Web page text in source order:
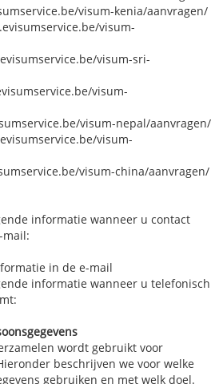
visum-kenia/aanvragen/
visum-
visum-sri-
visum-
visum-nepal/aanvragen/
visum-
visum-china/aanvragen/
informatie wanneer u contact
mail:
in de e-mail
informatie wanneer u telefonisch
wordt gebruikt voor
beschrijven we voor welke
gebruiken en met welk doel.